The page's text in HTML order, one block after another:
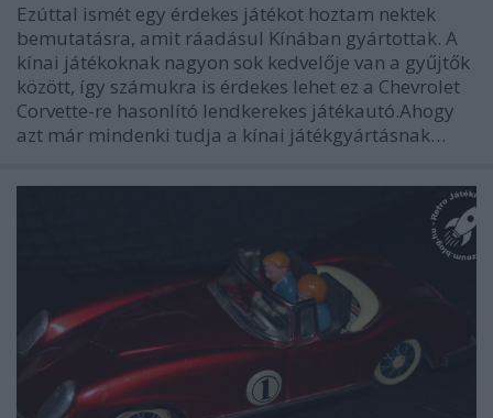
Ezúttal ismét egy érdekes játékot hoztam nektek
bemutatásra, amit ráadásul Kínában gyártottak. A
kínai játékoknak nagyon sok kedvelője van a gyűjtők
között, így számukra is érdekes lehet ez a Chevrolet
Corvette-re hasonlító lendkerekes játékautó.Ahogy
azt már mindenki tudja a kínai játékgyártásnak…